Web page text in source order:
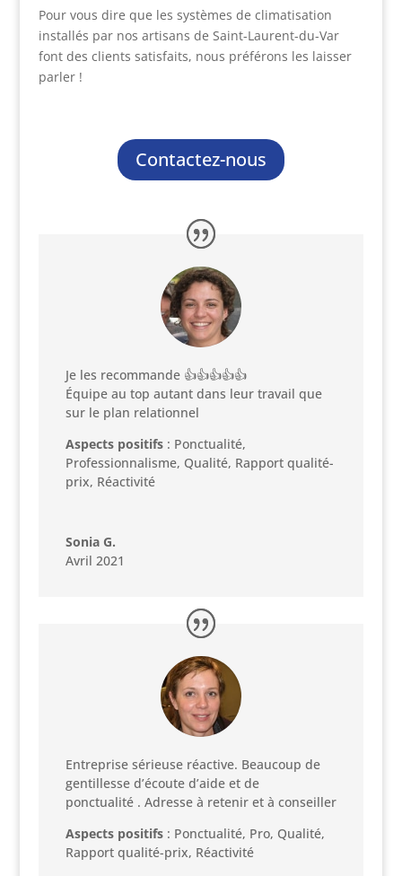
Pour vous dire que les systèmes de climatisation
installés par nos artisans de Saint-Laurent-du-Var
font des clients satisfaits, nous préférons les laisser
parler !
Contactez-nous
Je les recommande 👍👍👍👍👍
Équipe au top autant dans leur travail que
sur le plan relationnel
Aspects positifs: Ponctualité,
Professionnalisme, Qualité, Rapport qualité-
prix, Réactivité
Sonia G.
Avril 2021
Entreprise sérieuse réactive. Beaucoup de
gentillesse d’écoute d’aide et de
ponctualité . Adresse à retenir et à conseiller
Aspects positifs: Ponctualité, Pro, Qualité,
Rapport qualité-prix, Réactivité